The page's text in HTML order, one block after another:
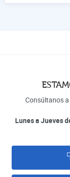
Consúltanos
Lunes a Jueves